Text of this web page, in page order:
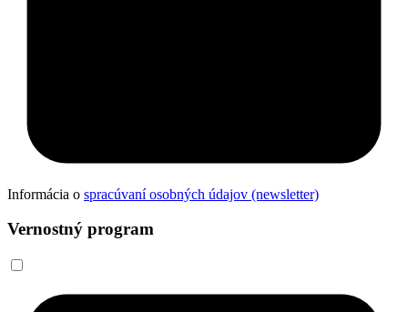
Informácia o spracúvaní osobných údajov (newsletter)
Vernostný program